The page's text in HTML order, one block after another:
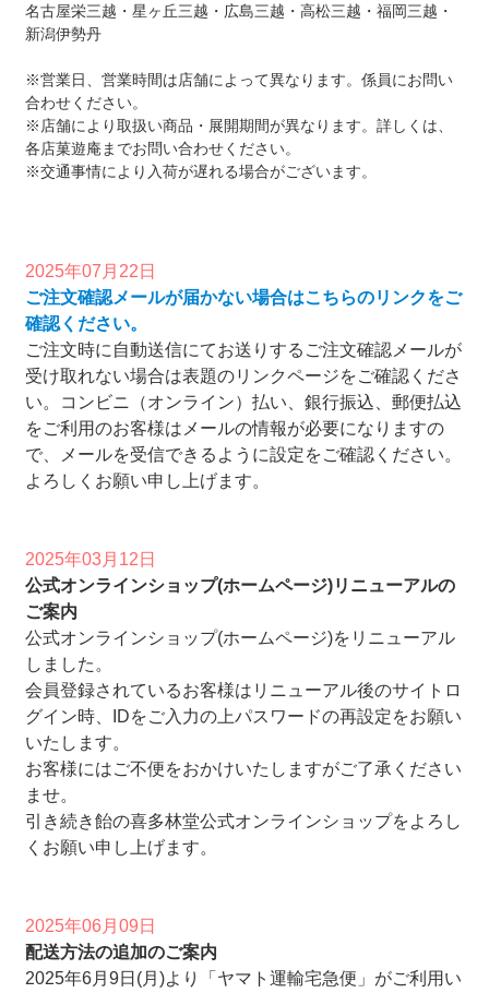
名古屋栄三越・星ヶ丘三越・広島三越・高松三越・福岡三越・
新潟伊勢丹
※営業日、営業時間は店舗によって異なります。係員にお問い
合わせください。
※店舗により取扱い商品・展開期間が異なります。詳しくは、
各店菓遊庵までお問い合わせください。
※交通事情により入荷が遅れる場合がございます。
2025年07月22日
ご注文確認メールが届かない場合はこちらのリンクをご
確認ください。
ご注文時に自動送信にてお送りするご注文確認メールが
受け取れない場合は表題のリンクページをご確認くださ
い。コンビニ（オンライン）払い、銀行振込、郵便払込
をご利用のお客様はメールの情報が必要になりますの
で、メールを受信できるように設定をご確認ください。
よろしくお願い申し上げます。
2025年03月12日
公式オンラインショップ(ホームページ)リニューアルの
ご案内
公式オンラインショップ(ホームページ)をリニューアル
しました。
会員登録されているお客様はリニューアル後のサイトロ
グイン時、IDをご入力の上パスワードの再設定をお願い
いたします。
お客様にはご不便をおかけいたしますがご了承ください
ませ。
引き続き飴の喜多林堂公式オンラインショップをよろし
くお願い申し上げます。
2025年06月09日
配送方法の追加のご案内
2025年6月9日(月)より「ヤマト運輸宅急便」がご利用い